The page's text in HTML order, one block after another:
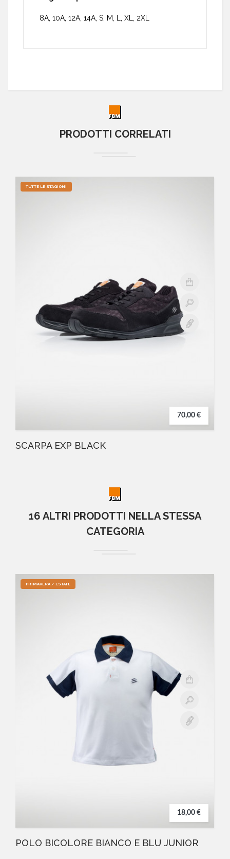
8A, 10A, 12A, 14A, S, M, L, XL, 2XL
PRODOTTI CORRELATI
TUTTE LE STAGIONI
70,00 €
SCARPA EXP BLACK
16 ALTRI PRODOTTI NELLA STESSA
CATEGORIA
PRIMAVERA / ESTATE
18,00 €
POLO BICOLORE BIANCO E BLU JUNIOR